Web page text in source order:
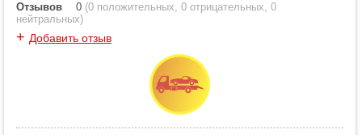
Отзывов
0 (0 положительных, 0 отрицательных, 0
нейтральных)
+ Добавить отзыв